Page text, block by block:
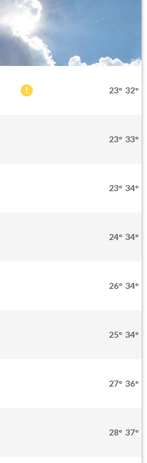
23° 32°
23° 33°
23° 34°
24° 34°
26° 34°
25° 34°
27° 36°
28° 37°